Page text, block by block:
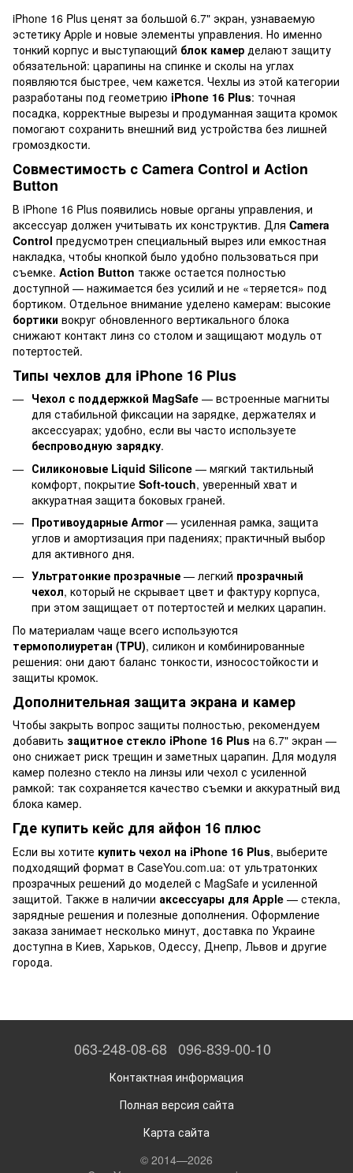
iPhone 16 Plus ценят за большой 6.7" экран, узнаваемую
эстетику Apple и новые элементы управления. Но именно
тонкий корпус и выступающий блок камер делают защиту
обязательной: царапины на спинке и сколы на углах
появляются быстрее, чем кажется. Чехлы из этой категории
разработаны под геометрию iPhone 16 Plus: точная
посадка, корректные вырезы и продуманная защита кромок
помогают сохранить внешний вид устройства без лишней
громоздкости.
Совместимость с Camera Control и Action
Button
В iPhone 16 Plus появились новые органы управления, и
аксессуар должен учитывать их конструктив. Для Camera
Control предусмотрен специальный вырез или емкостная
накладка, чтобы кнопкой было удобно пользоваться при
съемке. Action Button также остается полностью
доступной — нажимается без усилий и не «теряется» под
бортиком. Отдельное внимание уделено камерам: высокие
бортики вокруг обновленного вертикального блока
снижают контакт линз со столом и защищают модуль от
потертостей.
Типы чехлов для iPhone 16 Plus
Чехол с поддержкой MagSafe — встроенные магниты
для стабильной фиксации на зарядке, держателях и
аксессуарах; удобно, если вы часто используете
беспроводную зарядку.
Силиконовые Liquid Silicone — мягкий тактильный
комфорт, покрытие Soft-touch, уверенный хват и
аккуратная защита боковых граней.
Противоударные Armor— усиленная рамка, защита
углов и амортизация при падениях; практичный выбор
для активного дня.
Ультратонкие прозрачные — легкий прозрачный
чехол, который не скрывает цвет и фактуру корпуса,
при этом защищает от потертостей и мелких царапин.
По материалам чаще всего используются
термополиуретан (TPU), силикон и комбинированные
решения: они дают баланс тонкости, износостойкости и
защиты кромок.
Дополнительная защита экрана и камер
Чтобы закрыть вопрос защиты полностью, рекомендуем
добавить защитное стекло iPhone 16 Plus на 6.7" экран —
оно снижает риск трещин и заметных царапин. Для модуля
камер полезно стекло на линзы или чехол с усиленной
рамкой: так сохраняется качество съемки и аккуратный вид
блока камер.
Где купить кейс для айфон 16 плюс
Если вы хотите купить чехол на iPhone 16 Plus, выберите
подходящий формат в CaseYou.com.ua: от ультратонких
прозрачных решений до моделей с MagSafe и усиленной
защитой. Также в наличии аксессуары для Apple — стекла,
зарядные решения и полезные дополнения. Оформление
заказа занимает несколько минут, доставка по Украине
доступна в Киев, Харьков, Одессу, Днепр, Львов и другие
города.
063-248-08-68 096-839-00-10
Контактная информация
Полная версия сайта
Карта сайта
© 2014—2026